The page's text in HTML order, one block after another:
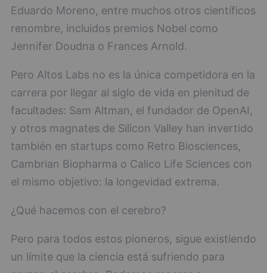
Eduardo Moreno, entre muchos otros científicos
renombre, incluidos premios Nobel como
Jennifer Doudna o Frances Arnold.
Pero Altos Labs no es la única competidora en la
carrera por llegar al siglo de vida en plenitud de
facultades: Sam Altman, el fundador de OpenAI,
y otros magnates de Silicon Valley han invertido
también en startups como Retro Biosciences,
Cambrian Biopharma o Calico Life Sciences con
el mismo objetivo: la longevidad extrema.
¿Qué hacemos con el cerebro?
Pero para todos estos pioneros, sigue existiendo
un límite que la ciencia está sufriendo para